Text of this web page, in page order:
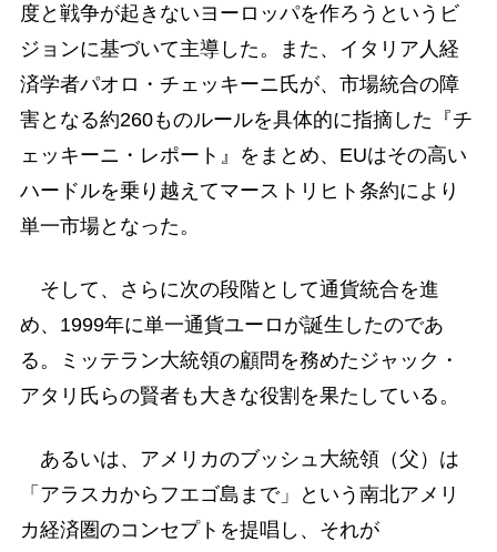
度と戦争が起きないヨーロッパを作ろうというビ
ジョンに基づいて主導した。また、イタリア人経
済学者パオロ・チェッキーニ氏が、市場統合の障
害となる約260ものルールを具体的に指摘した『チ
ェッキーニ・レポート』をまとめ、EUはその高い
ハードルを乗り越えてマーストリヒト条約により
単一市場となった。
そして、さらに次の段階として通貨統合を進
め、1999年に単一通貨ユーロが誕生したのであ
る。ミッテラン大統領の顧問を務めたジャック・
アタリ氏らの賢者も大きな役割を果たしている。
あるいは、アメリカのブッシュ大統領（父）は
「アラスカからフエゴ島まで」という南北アメリ
カ経済圏のコンセプトを提唱し、それが